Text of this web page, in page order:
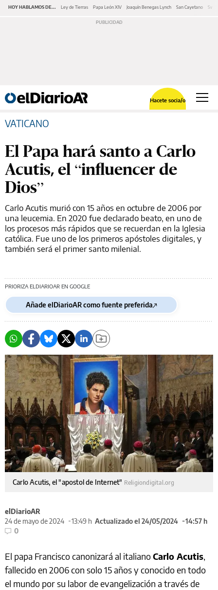
HOY HABLAMOS DE... Ley de Tierras Papa León XIV Joaquín Benegas Lynch San Cayetano
Hacete socia/o
VATICANO
El Papa hará santo a Carlo
Acutis, el “influencer de
Dios”
Carlo Acutis murió con 15 años en octubre de 2006 por
una leucemia. En 2020 fue declarado beato, en uno de
los procesos más rápidos que se recuerdan en la Iglesia
católica. Fue uno de los primeros apóstoles digitales, y
también será el primer santo milenial.
PRIORIZA ELDIARIOAR EN GOOGLE
Añade elDiarioAR como fuente preferida
Carlo Acutis, el "apostol de Internet" Religiondigital.org
elDiarioAR
24 de mayo de 2024
13:49 h Actualizado el 24/05/2024
14:57 h
0
El papa Francisco canonizará al italianoCarlo Acutis,
fallecido en 2006 con solo 15 años y conocido en todo
el mundo por su labor de evangelización a través de